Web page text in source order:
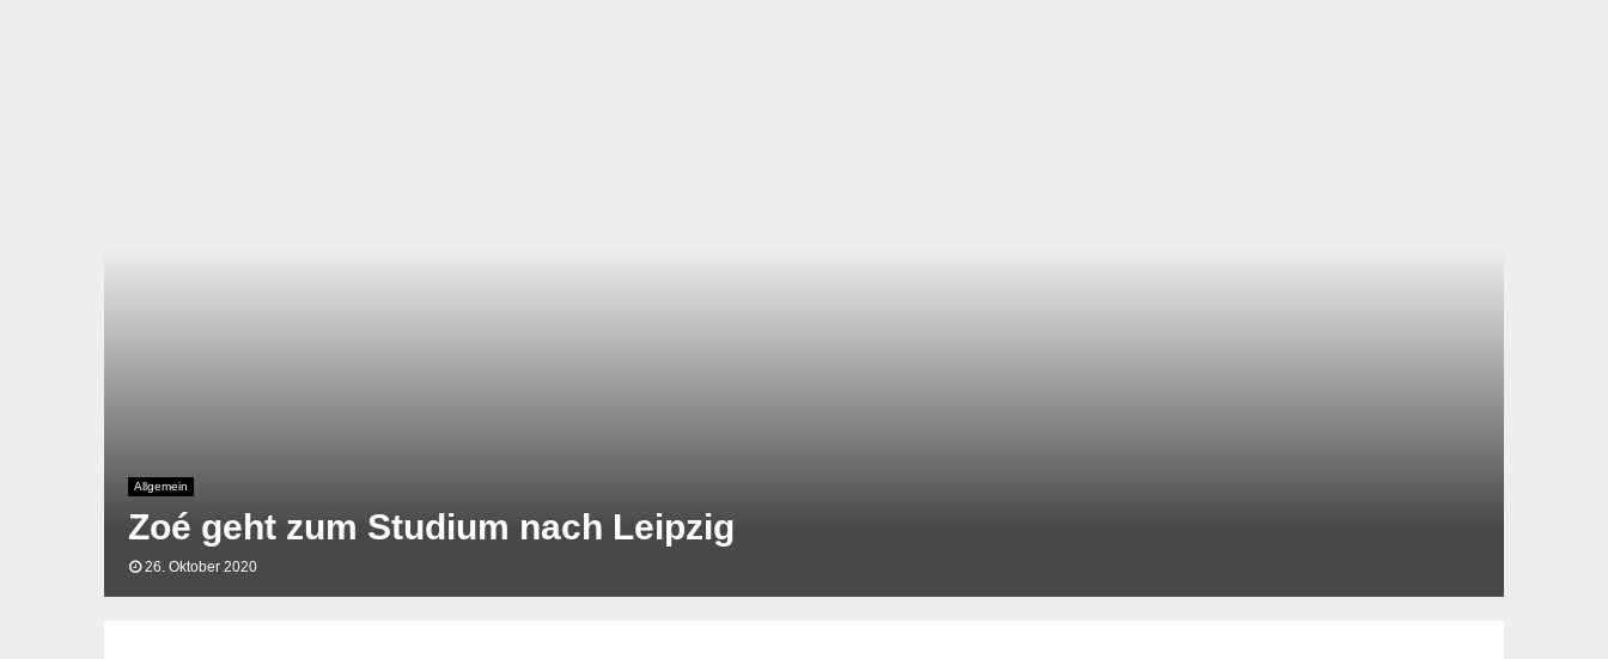
Allgemein
Zoé geht zum Studium nach Leipzig
26. Oktober 2020